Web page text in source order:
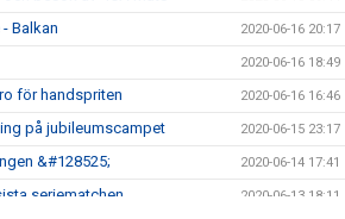
Balkan 2020-06-16 20:17
2020-06-16 18:49
för handspriten 2020-06-16 16:46
på jubileumscampet 2020-06-15 23:17
&#128525; 2020-06-14 17:41
seriematchen 2020-06-13 18:11